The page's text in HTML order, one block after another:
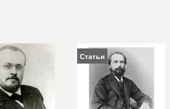
Статьи